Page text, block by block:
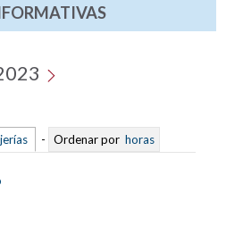
- Ordenar por horas